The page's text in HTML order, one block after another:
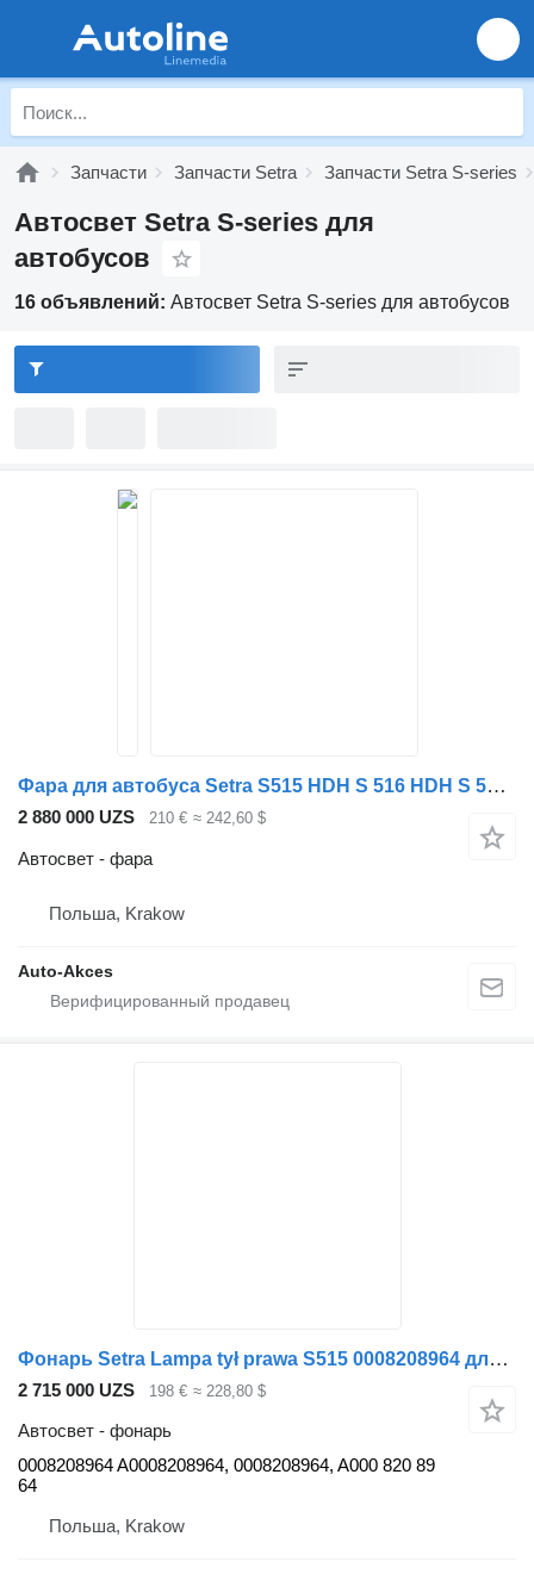
Запчасти Запчасти Setra Запчасти Setra S-series
Автосвет Setra S-series для
автобусов
16 объявлений: Автосвет Setra S-series для автобусов
Фара для автобуса Setra S515 HDH S 516 HDH S 517 HDH S 531
2 880 000 UZS 210 € ≈ 242,60 $
Автосвет - фара
Польша, Krakow
Auto-Akces
Фонарь Setra Lampa tył prawa S515 0008208964 для автобуса
2 715 000 UZS 198 € ≈ 228,80 $
Автосвет - фонарь
0008208964 A0008208964, 0008208964, A000 820 89
64
Польша, Krakow